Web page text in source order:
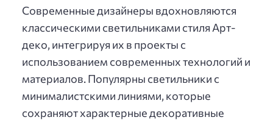
Современные дизайнеры вдохновляются
классическими светильниками стиля Арт-
деко, интегрируя их в проекты с
использованием современных технологий и
материалов. Популярны светильники с
минималистскими линиями, которые
сохраняют характерные декоративные